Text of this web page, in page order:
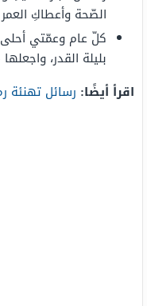
الصّحة وأعطاكِ
كلّ عام وعمّتي أحلى
بليلة القدر،
اقرأ أيضًا: رسائل تهنئة